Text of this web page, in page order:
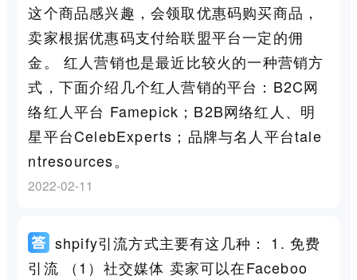
这个商品感兴趣，会领取优惠码购买商品，
卖家根据优惠码支付给联盟平台一定的佣
金。 红人营销也是最近比较火的一种营销方
式，下面介绍几个红人营销的平台：B2C网
络红人平台 Famepick；B2B网络红人、明
星平台CelebExperts；品牌与名人平台tale
ntresources。
2022-02-11
shpify引流方式主要有这几种： 1. 免费
引流 （1）社交媒体 卖家可以在Faceboo